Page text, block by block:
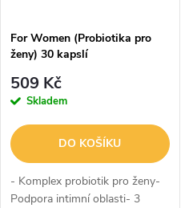
For Women (Probiotika pro
ženy) 30 kapslí
509 Kč
Skladem
DO KOŠÍKU
- Komplex probiotik pro ženy-
Podpora intimní oblasti- 3